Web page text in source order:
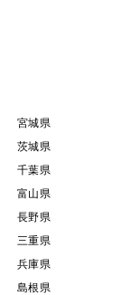
宮城県
茨城県
千葉県
富山県
長野県
三重県
兵庫県
島根県